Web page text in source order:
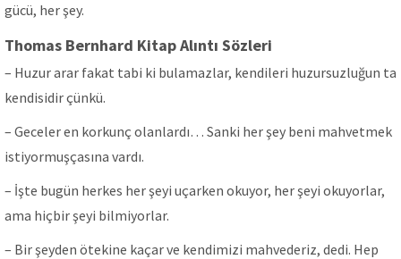
gücü, her şey.
Thomas Bernhard Kitap Alıntı Sözleri
– Huzur arar fakat tabi ki bulamazlar, kendileri huzursuzluğun ta
kendisidir çünkü.
– Geceler en korkunç olanlardı… Sanki her şey beni mahvetmek
istiyormuşçasına vardı.
– İşte bugün herkes her şeyi uçarken okuyor, her şeyi okuyorlar,
ama hiçbir şeyi bilmiyorlar.
– Bir şeyden ötekine kaçar ve kendimizi mahvederiz, dedi. Hep